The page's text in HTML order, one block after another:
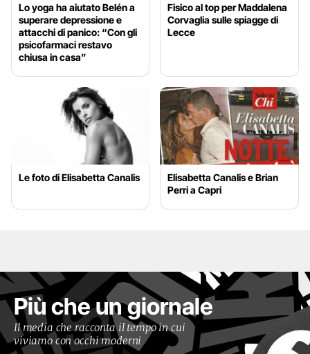
Lo yoga ha aiutato Belén a
superare depressione e
attacchi di panico: “Con gli
psicofarmaci restavo
chiusa in casa”
Fisico al top per Maddalena
Corvaglia sulle spiagge di
Lecce
Le foto di Elisabetta Canalis
Elisabetta Canalis e Brian
Perri a Capri
Più che un giornale
Il media che racconta il tempo in cui
viviamo con occhi moderni